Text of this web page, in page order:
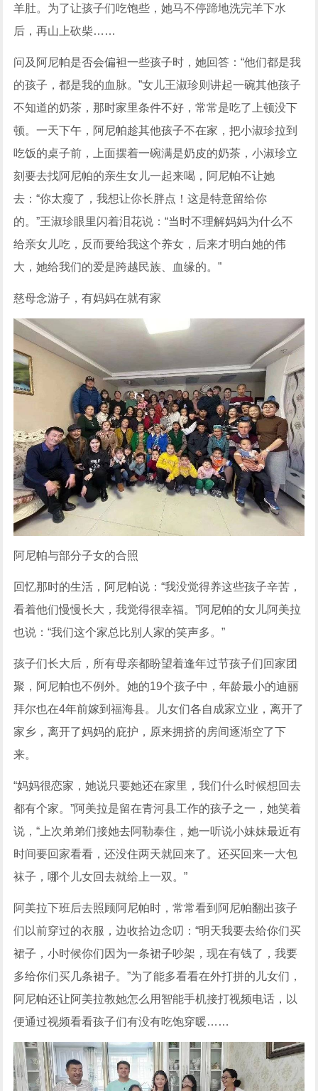
羊肚。为了让孩子们吃饱些，她马不停蹄地洗完羊下水
后，再山上砍柴……
问及阿尼帕是否会偏袒一些孩子时，她回答：“他们都是我
的孩子，都是我的血脉。”女儿王淑珍则讲起一碗其他孩子
不知道的奶茶，那时家里条件不好，常常是吃了上顿没下
顿。一天下午，阿尼帕趁其他孩子不在家，把小淑珍拉到
吃饭的桌子前，上面摆着一碗满是奶皮的奶茶，小淑珍立
刻要去找阿尼帕的亲生女儿一起来喝，阿尼帕不让她
去：“你太瘦了，我想让你长胖点！这是特意留给你
的。”王淑珍眼里闪着泪花说：“当时不理解妈妈为什么不
给亲女儿吃，反而要给我这个养女，后来才明白她的伟
大，她给我们的爱是跨越民族、血缘的。”
慈母念游子，有妈妈在就有家
阿尼帕与部分子女的合照
回忆那时的生活，阿尼帕说：“我没觉得养这些孩子辛苦，
看着他们慢慢长大，我觉得很幸福。”阿尼帕的女儿阿美拉
也说：“我们这个家总比别人家的笑声多。”
孩子们长大后，所有母亲都盼望着逢年过节孩子们回家团
聚，阿尼帕也不例外。她的19个孩子中，年龄最小的迪丽
拜尔也在4年前嫁到福海县。儿女们各自成家立业，离开了
家乡，离开了妈妈的庇护，原来拥挤的房间逐渐空了下
来。
“妈妈很恋家，她说只要她还在家里，我们什么时候想回去
都有个家。”阿美拉是留在青河县工作的孩子之一，她笑着
说，“上次弟弟们接她去阿勒泰住，她一听说小妹妹最近有
时间要回家看看，还没住两天就回来了。还买回来一大包
袜子，哪个儿女回去就给上一双。”
阿美拉下班后去照顾阿尼帕时，常常看到阿尼帕翻出孩子
们以前穿过的衣服，边收拾边念叨：“明天我要去给你们买
裙子，小时候你们因为一条裙子吵架，现在有钱了，我要
多给你们买几条裙子。”为了能多看看在外打拼的儿女们，
阿尼帕还让阿美拉教她怎么用智能手机接打视频电话，以
便通过视频看看孩子们有没有吃饱穿暖……